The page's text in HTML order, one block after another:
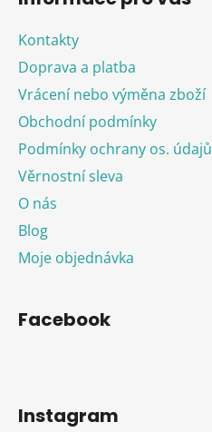
Kontakty
Doprava a platba
Vrácení nebo výměna zboží
Obchodní podmínky
Podmínky ochrany os. údajů
Věrnostní sleva
O nás
Blog
Moje objednávka
Facebook
Instagram